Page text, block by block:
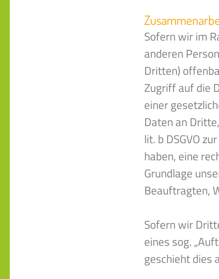
Sofern wir im
anderen
Dritten)
Zugriff auf die
einer
Daten an
lit. b DSGVO
haben, eine
Grundlage
Beauftragten,
Sofern wir
eines sog.
geschieht dies